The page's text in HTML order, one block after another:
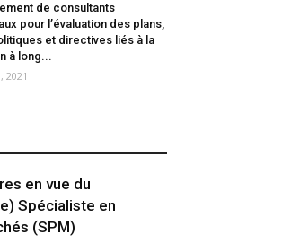
de consultants
pour l’évaluation des plans,
et directives liés à la
à long...
2021
en vue du
Spécialiste en
(SPM)